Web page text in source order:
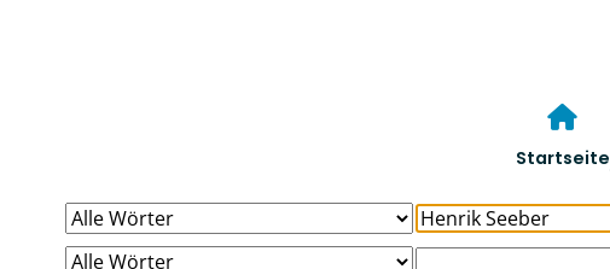
Startseite